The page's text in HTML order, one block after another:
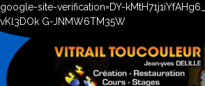
google-site-verification=DY-
vKl3DOk G-JNMW6TM35W